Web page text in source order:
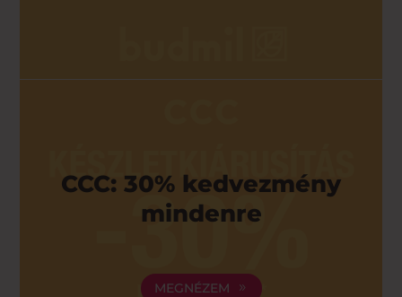
CCC: 30% kedvezmény
mindenre
MEGNÉZEM